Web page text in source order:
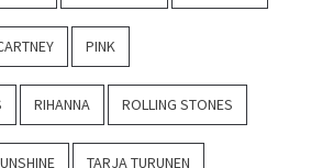
PINK
RIHANNA ROLLING STONES
TARJA TURUNEN